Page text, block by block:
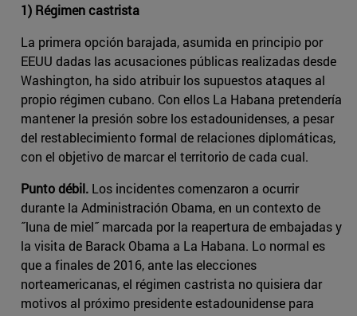
1) Régimen castrista
La primera opción barajada, asumida en principio por
EEUU dadas las acusaciones públicas realizadas desde
Washington, ha sido atribuir los supuestos ataques al
propio régimen cubano. Con ellos La Habana pretendería
mantener la presión sobre los estadounidenses, a pesar
del restablecimiento formal de relaciones diplomáticas,
con el objetivo de marcar el territorio de cada cual.
Punto débil. Los incidentes comenzaron a ocurrir
durante la Administración Obama, en un contexto de
˝luna de miel˝ marcada por la reapertura de embajadas y
la visita de Barack Obama a La Habana. Lo normal es
que a finales de 2016, ante las elecciones
norteamericanas, el régimen castrista no quisiera dar
motivos al próximo presidente estadounidense para